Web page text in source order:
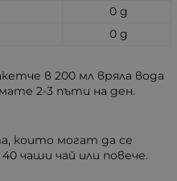
0 g
0 g
в 200 мл вряла вода
2-3 пъти на ден.
които могат да се
чаши чай или повече.